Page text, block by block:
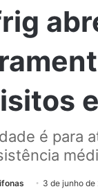
é para
3 de junho de